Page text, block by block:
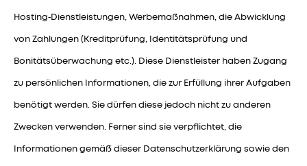
Hosting‑Dienstleistungen, Werbemaßnahmen, die Abwicklung
von Zahlungen (Kreditprüfung, Identitätsprüfung und
Bonitätsüberwachung etc.). Diese Dienstleister haben Zugang
zu persönlichen Informationen, die zur Erfüllung ihrer Aufgaben
benötigt werden. Sie dürfen diese jedoch nicht zu anderen
Zwecken verwenden. Ferner sind sie verpflichtet, die
Informationen gemäß dieser Datenschutzerklärung sowie den